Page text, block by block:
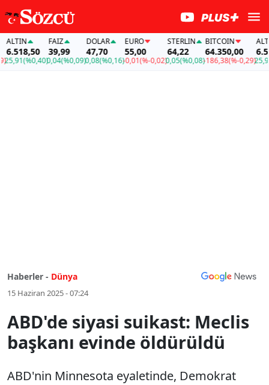
(%0,40)
FAİZ
39,99
0,04(%0,09)
DOLAR
47,70
0,08(%0,16)
EURO
55,00
-0,01(%-0,02)
STERLIN
64,22
0,05(%0,08)
BITCOIN
64.350,00
-186,38(%-0,29)
ALTIN
25,91
Haberler - Dünya
15 Haziran 2025 - 07:24
ABD'de siyasi suikast: Meclis
başkanı evinde öldürüldü
ABD'nin Minnesota eyaletinde, Demokrat